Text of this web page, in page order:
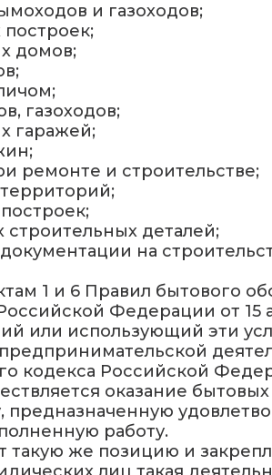
и газоходов;
домов;
газоходов;
гаражей;
ремонте и строительстве;
деталей;
на
1 и 6 Правил бытового
Федерации от 15
или использующий эти
кодекса Российской
оказание
предназначенную
работу.
же позицию и